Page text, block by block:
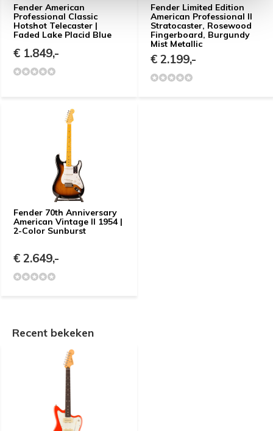
Fender American
Professional Classic
Hotshot Telecaster |
Faded Lake Placid Blue
€ 1.849,-
Fender Limited Edition
American Professional II
Stratocaster, Rosewood
Fingerboard, Burgundy
Mist Metallic
€ 2.199,-
Fender 70th Anniversary
American Vintage II 1954 |
2-Color Sunburst
€ 2.649,-
Recent bekeken